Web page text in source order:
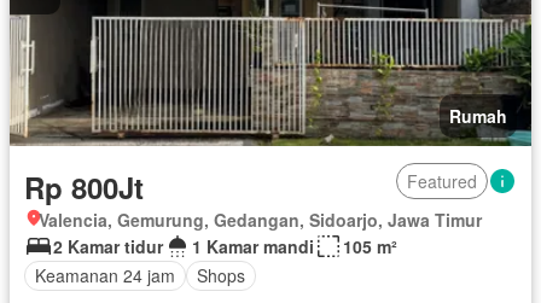
Rumah
Rp 800Jt
Featured
Valencia, Gemurung, Gedangan, Sidoarjo, Jawa Timur
2 Kamar tidur
1 Kamar mandi
105 m²
Keamanan 24 jam
Shops